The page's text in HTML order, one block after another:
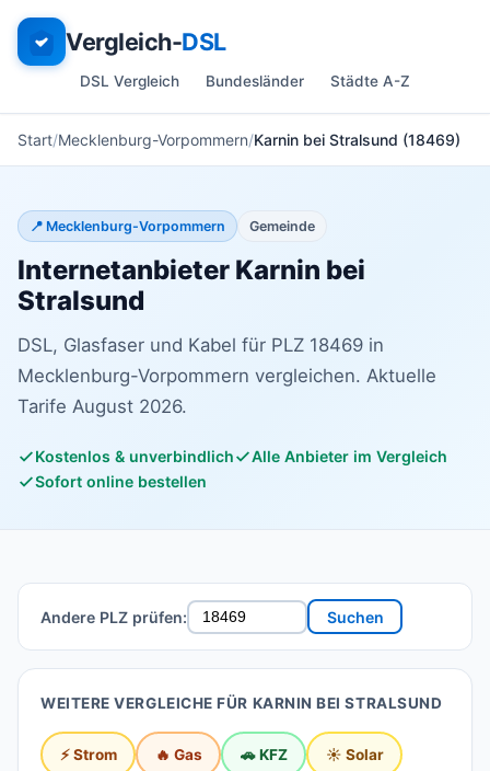
Vergleich-DSL
DSL Vergleich Bundesländer Städte A-Z
Start Mecklenburg-Vorpommern Karnin bei Stralsund (18469)
📍 Mecklenburg-Vorpommern Gemeinde
Internetanbieter Karnin bei
Stralsund
DSL, Glasfaser und Kabel für PLZ 18469 in
Mecklenburg-Vorpommern vergleichen. Aktuelle
Tarife August 2026.
Kostenlos & unverbindlich
Alle Anbieter im Vergleich
Sofort online bestellen
Andere PLZ prüfen: Suchen
WEITERE VERGLEICHE FÜR KARNIN BEI STRALSUND
⚡ Strom 🔥 Gas 🚗 KFZ ☀️ Solar